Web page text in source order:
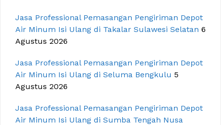
Jasa Professional Pemasangan Pengiriman Depot
Air Minum Isi Ulang di Takalar Sulawesi Selatan 6
Agustus 2026
Jasa Professional Pemasangan Pengiriman Depot
Air Minum Isi Ulang di Seluma Bengkulu 5
Agustus 2026
Jasa Professional Pemasangan Pengiriman Depot
Air Minum Isi Ulang di Sumba Tengah Nusa